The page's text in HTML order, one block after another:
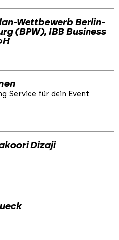
Wettbewerb Berlin-
(BPW), IBB Business
Service für dein Event
Dizaji